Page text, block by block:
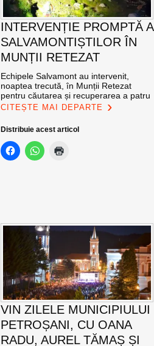
INTERVENȚIE PROMPTĂ A
SALVAMONTIȘTILOR ÎN
MUNȚII RETEZAT
Echipele Salvamont au intervenit,
noaptea trecută, în Munții Retezat
pentru căutarea și recuperarea a patru
CITEȘTE MAI DEPARTE
Distribuie acest articol
VIN ZILELE MUNICIPIULUI
PETROȘANI, CU OANA
RADU, AUREL TĂMAȘ ȘI